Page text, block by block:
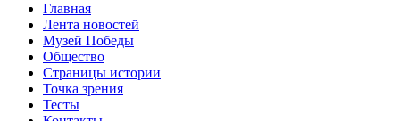
Главная
Лента новостей
Музей Победы
Общество
Страницы истории
Точка зрения
Тесты